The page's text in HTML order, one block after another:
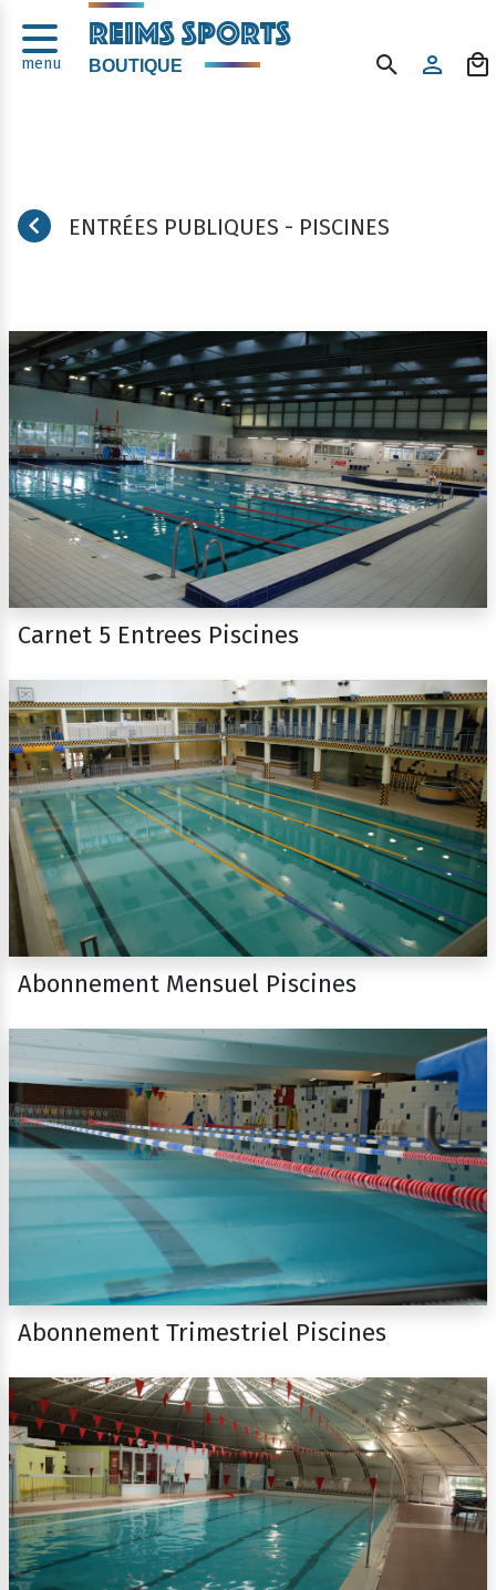
menu
REIMS SPORTS
BOUTIQUE
ENTRÉES PUBLIQUES - PISCINES
Carnet 5 Entrees Piscines
Abonnement Mensuel Piscines
Abonnement Trimestriel Piscines
Panneau de gestion des cookies